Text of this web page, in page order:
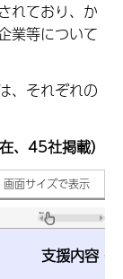
れており、か
業等について
、それぞれの
、45社掲載）
画面サイズで表示
支援内容・